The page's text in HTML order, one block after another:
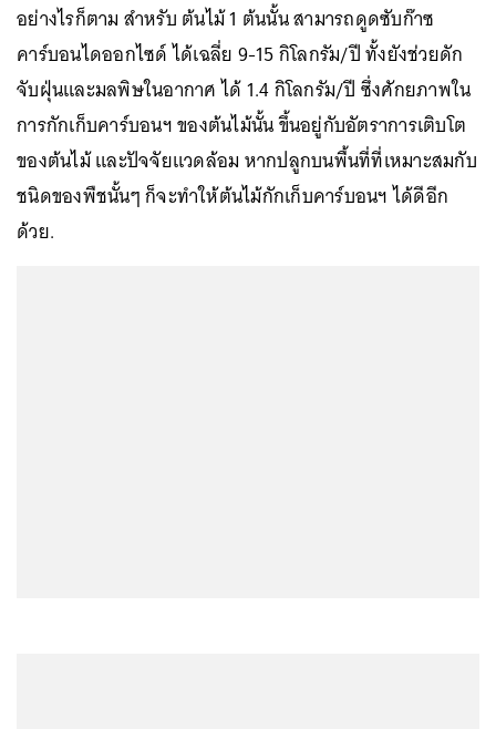
อย่างไรก็ตาม สำหรับ ต้นไม้ 1 ต้นนั้น สามารถดูดซับก๊าซ
คาร์บอนไดออกไซด์ ได้เฉลี่ย 9-15 กิโลกรัม/ปี ทั้งยังช่วยดัก
จับฝุ่นและมลพิษในอากาศ ได้ 1.4 กิโลกรัม/ปี ซึ่งศักยภาพใน
การกักเก็บคาร์บอนฯ ของต้นไม้นั้น ขึ้นอยู่กับอัตราการเติบโต
ของต้นไม้ และปัจจัยแวดล้อม หากปลูกบนพื้นที่ที่เหมาะสมกับ
ชนิดของพืชนั้นๆ ก็จะทำให้ต้นไม้กักเก็บคาร์บอนฯ ได้ดีอีก
ด้วย.